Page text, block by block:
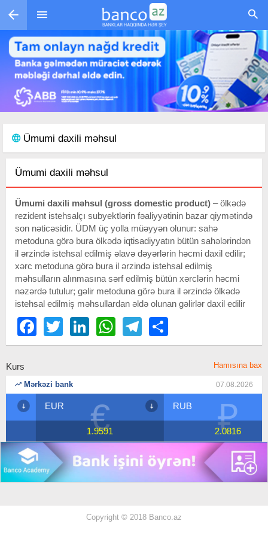
Skip to main content
Ümumi daxili məhsul
Ümumi daxili məhsul
Ümumi daxili məhsul (gross domestic product) – ölkədə
rezident istehsalçı subyektlərin fəaliyyətinin bazar qiymətində
son nəticəsidir. ÜDM üç yolla müəyyən olunur: sahə
metoduna görə bura ölkədə iqtisadiyyatın bütün sahələrindən
il ərzində istehsal edilmiş əlavə dəyərlərin həcmi daxil edilir;
xərc metoduna görə bura il ərzində istehsal edilmiş
məhsulların alınmasına sərf edilmiş bütün xərclərin həcmi
nəzərdə tutulur; gəlir metoduna görə bura il ərzində ölkədə
istehsal edilmiş məhsullardan əldə olunan gəlirlər daxil edilir
FacebookTwitter LinkedIn WhatsAppTelegram
Kurs Hamısına bax
Mərkəzi bank 07.08.2026
€
EUR
1.9591 ₽
RUB
2.0816
Copyright © 2018 Banco.az